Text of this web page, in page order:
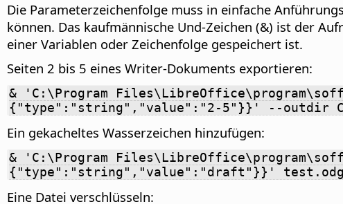
Die Parameterzeichenfolge muss in einfache
können. Das kaufmännische Und-Zeichen (&) ist der
einer Variablen oder Zeichenfolge gespeichert ist.
Seiten 2 bis 5 eines Writer-Dokuments exportieren:
& 'C:\Program
{"type":"string","value":"2-5"}}' --outdir
Ein gekacheltes Wasserzeichen hinzufügen:
& 'C:\Program
{"type":"string","value":"draft"}}' test.odg
Eine Datei verschlüsseln: